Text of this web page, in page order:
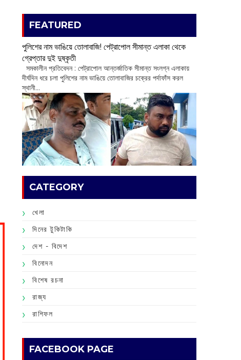
FEATURED
পুলিশের নাম ভাঙিয়ে তোলাবাজি! পেট্রাপোল সীমান্ত এলাকা থেকে
গ্রেপ্তার দুই দুষ্কৃতী
সমকালীন প্রতিবেদন : পেট্রাপোল আন্তর্জাতিক সীমান্ত সংলগ্ন এলাকায়
দীর্ঘদিন ধরে চলা পুলিশের নাম ভাঙিয়ে তোলাবাজির চক্রের পর্দাফাঁস করল
স্থানী...
CATEGORY
খেলা
দিনের টুকিটাকি
দেশ - বিদেশ
বিনোদন
বিশেষ রচনা
রাজ্য
রাশিফল
FACEBOOK PAGE